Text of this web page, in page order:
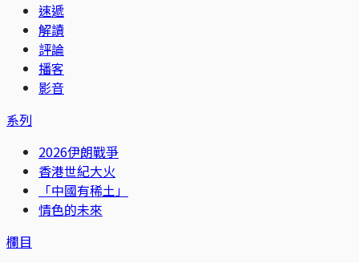
速遞
解讀
評論
播客
影音
系列
2026伊朗戰爭
香港世紀大火
「中國有稀土」
情色的未來
欄目